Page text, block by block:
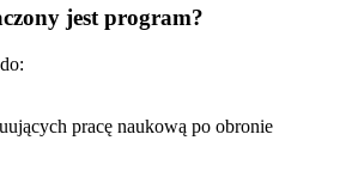
jest program?
pracę naukową po obronie